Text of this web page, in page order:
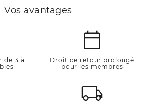
Vos avantages
de 3 à
Droit de retour prolongé
pour les membres